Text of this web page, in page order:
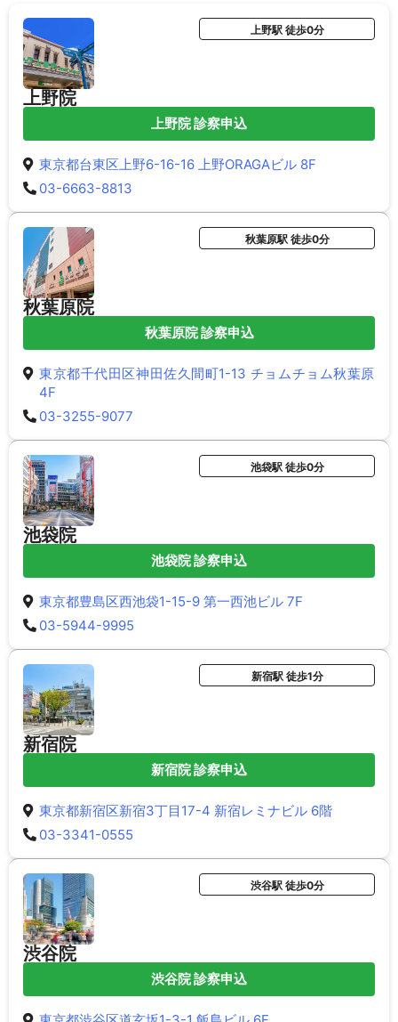
上野院
上野駅 徒歩0分
上野院 診察申込
東京都台東区上野6-16-16 上野ORAGAビル 8F
03-6663-8813
秋葉原院
秋葉原駅 徒歩0分
秋葉原院 診察申込
東京都千代田区神田佐久間町1-13 チョムチョム秋葉原
4F
03-3255-9077
池袋院
池袋駅 徒歩0分
池袋院 診察申込
東京都豊島区西池袋1-15-9 第一西池ビル 7F
03-5944-9995
新宿院
新宿駅 徒歩1分
新宿院 診察申込
東京都新宿区新宿3丁目17-4 新宿レミナビル 6階
03-3341-0555
渋谷院
渋谷駅 徒歩0分
渋谷院 診察申込